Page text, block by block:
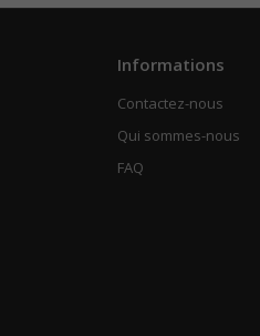
Informations
Contactez-nous
Qui sommes-nous
FAQ